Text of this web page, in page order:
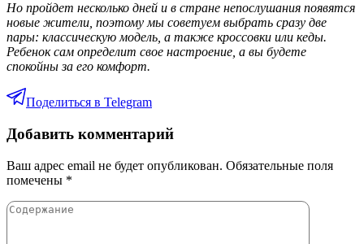
Но пройдет несколько дней и в стране непослушания появятся
новые жители, поэтому мы советуем выбрать сразу две
пары: классическую модель, а также кроссовки или кеды.
Ребенок сам определит свое настроение, а вы будете
спокойны за его комфорт.
Поделиться в Telegram
Добавить комментарий
Ваш адрес email не будет опубликован. Обязательные поля
помечены *